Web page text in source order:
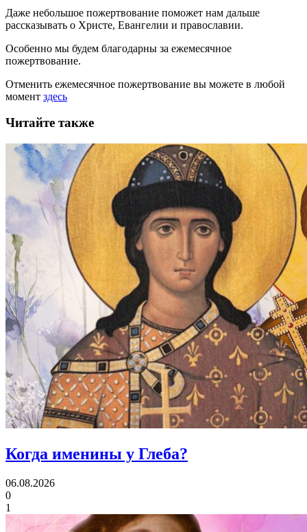
Даже небольшое пожертвование поможет нам дальше
рассказывать о Христе, Евангелии и православии.
Особенно мы будем благодарны за ежемесячное
пожертвование.
Отменить ежемесячное пожертвование вы можете в любой
момент здесь
Читайте также
Когда именины у Глеба?
06.08.2026
0
1